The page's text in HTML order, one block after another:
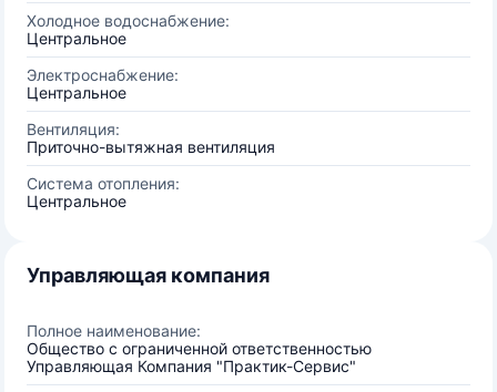
Холодное водоснабжение:
Центральное
Электроснабжение:
Центральное
Вентиляция:
Приточно-вытяжная вентиляция
Система отопления:
Центральное
Управляющая компания
Полное наименование:
Общество с ограниченной ответственностью
Управляющая Компания "Практик-Сервис"